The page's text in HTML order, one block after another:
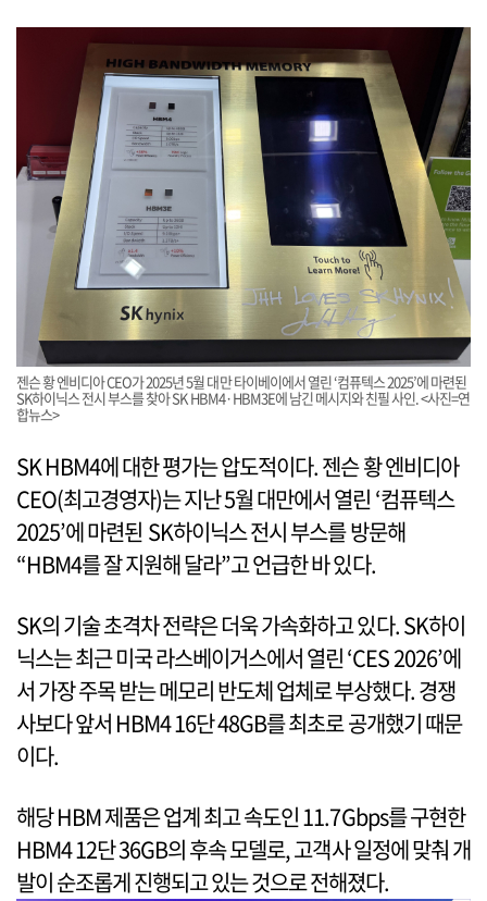
젠슨 황 엔비디아 CEO가 2025년 5월 대만 타이베이에서 열린 ‘컴퓨텍스 2025’에 마련된
SK하이닉스 전시 부스를 찾아 SK HBM4·HBM3E에 남긴 메시지와 친필 사인. <사진=연
합뉴스>
SK HBM4에 대한 평가는 압도적이다. 젠슨 황 엔비디아
CEO(최고경영자)는 지난 5월 대만에서 열린 ‘컴퓨텍스
2025’에 마련된 SK하이닉스 전시 부스를 방문해
“HBM4를 잘 지원해 달라”고 언급한 바 있다.
SK의 기술 초격차 전략은 더욱 가속화하고 있다. SK하이
닉스는 최근 미국 라스베이거스에서 열린 ‘CES 2026’에
서 가장 주목 받는 메모리 반도체 업체로 부상했다. 경쟁
사보다 앞서 HBM4 16단 48GB를 최초로 공개했기 때문
이다.
해당 HBM 제품은 업계 최고 속도인 11.7Gbps를 구현한
HBM4 12단 36GB의 후속 모델로, 고객사 일정에 맞춰 개
발이 순조롭게 진행되고 있는 것으로 전해졌다.